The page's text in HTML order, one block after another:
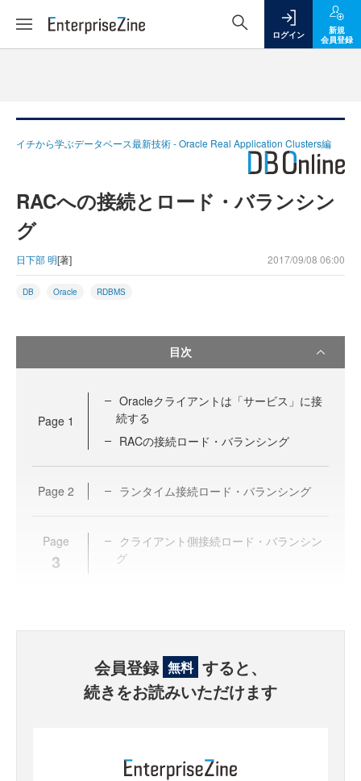
ログイン
新規
会員登録
イチから学ぶデータベース最新技術 - Oracle Real Application Clusters編
RACへの接続とロード・バランシン
グ
日下部 明[著] 2017/09/08 06:00
DB Oracle RDBMS
目次
Page 1
Oracleクライアントは「サービス」に接
続する
RACの接続ロード・バランシング
Page 2 ランタイム接続ロード・バランシング
Page
3
クライアント側接続ロード・バランシン
グ
会員登録 無料 すると、
続きをお読みいただけます